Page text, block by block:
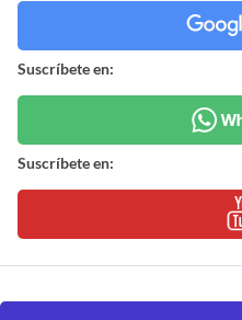
Suscríbete en:
Suscríbete en: